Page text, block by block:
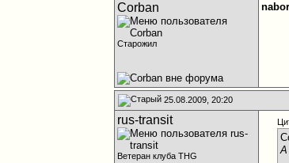
Corban
Старожил
25.08.2009, 20:20
rus-transit
Ветеран клуба THG
А